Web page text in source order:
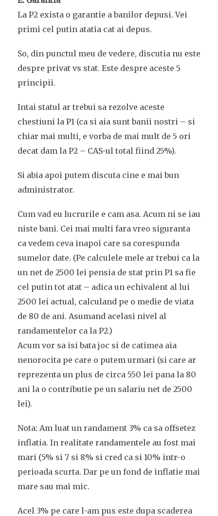
La P2 exista o garantie a banilor depusi. Vei
primi cel putin atatia cat ai depus.
So, din punctul meu de vedere, discutia nu este
despre privat vs stat. Este despre aceste 5
principii.
Intai statul ar trebui sa rezolve aceste
chestiuni la P1 (ca si aia sunt banii nostri – si
chiar mai multi, e vorba de mai mult de 5 ori
decat dam la P2 – CAS-ul total fiind 25%).
Si abia apoi putem discuta cine e mai bun
administrator.
Cum vad eu lucrurile e cam asa. Acum ni se iau
niste bani. Cei mai multi fara vreo siguranta
ca vedem ceva inapoi care sa corespunda
sumelor date. (Pe calculele mele ar trebui ca la
un net de 2500 lei pensia de stat prin P1 sa fie
cel putin tot atat – adica un echivalent al lui
2500 lei actual, calculand pe o medie de viata
de 80 de ani. Asumand acelasi nivel al
randamentelor ca la P2.)
Acum vor sa isi bata joc si de catimea aia
nenorocita pe care o putem urmari (si care ar
reprezenta un plus de circa 550 lei pana la 80
ani la o contributie pe un salariu net de 2500
lei).
Nota: Am luat un randament 3% ca sa offsetez
inflatia. In realitate randamentele au fost mai
mari (5% si 7 si 8% si cred ca si 10% intr-o
perioada scurta. Dar pe un fond de inflatie mai
mare sau mai mic.
Acel 3% pe care l-am pus este dupa scaderea